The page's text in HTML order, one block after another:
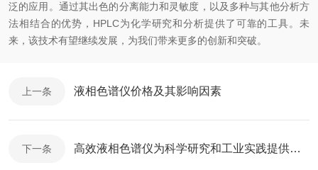
泛的应用。通过其出色的分离能力和灵敏度，以及多种与其他分析方
法相结合的优势，HPLC为化学研究和分析提供了可靠的工具。未
来，该技术有望继续发展，为我们带来更多的创新和突破。
上一条 液相色谱仪价格及其影响因素
下一条 高效液相色谱仪为科学研究和工业实践提供了有力支持